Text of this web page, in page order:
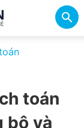
toán
bộ và